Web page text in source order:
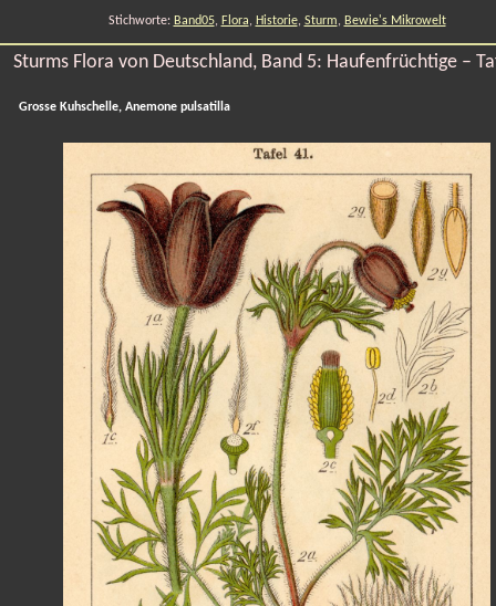
Stichworte: Band05, Flora, Historie, Sturm, Bewie's Mikrowelt
Sturms Flora von Deutschland, Band 5: Haufenfrüchtige –
Grosse Kuhschelle, Anemone pulsatilla